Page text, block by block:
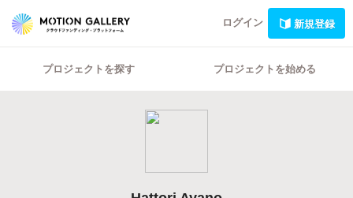
ログイン 新規登録
プロジェクトを探す プロジェクトを始める